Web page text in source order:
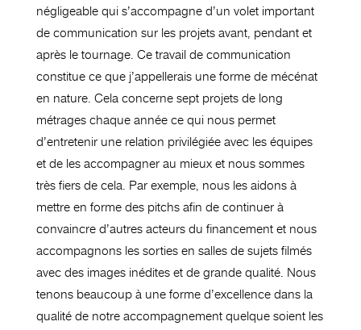
négligeable qui s’accompagne d’un volet important
de communication sur les projets avant, pendant et
après le tournage. Ce travail de communication
constitue ce que j’appellerais une forme de mécénat
en nature. Cela concerne sept projets de long
métrages chaque année ce qui nous permet
d’entretenir une relation privilégiée avec les équipes
et de les accompagner au mieux et nous sommes
très fiers de cela. Par exemple, nous les aidons à
mettre en forme des pitchs afin de continuer à
convaincre d’autres acteurs du financement et nous
accompagnons les sorties en salles de sujets filmés
avec des images inédites et de grande qualité. Nous
tenons beaucoup à une forme d’excellence dans la
qualité de notre accompagnement quelque soient les